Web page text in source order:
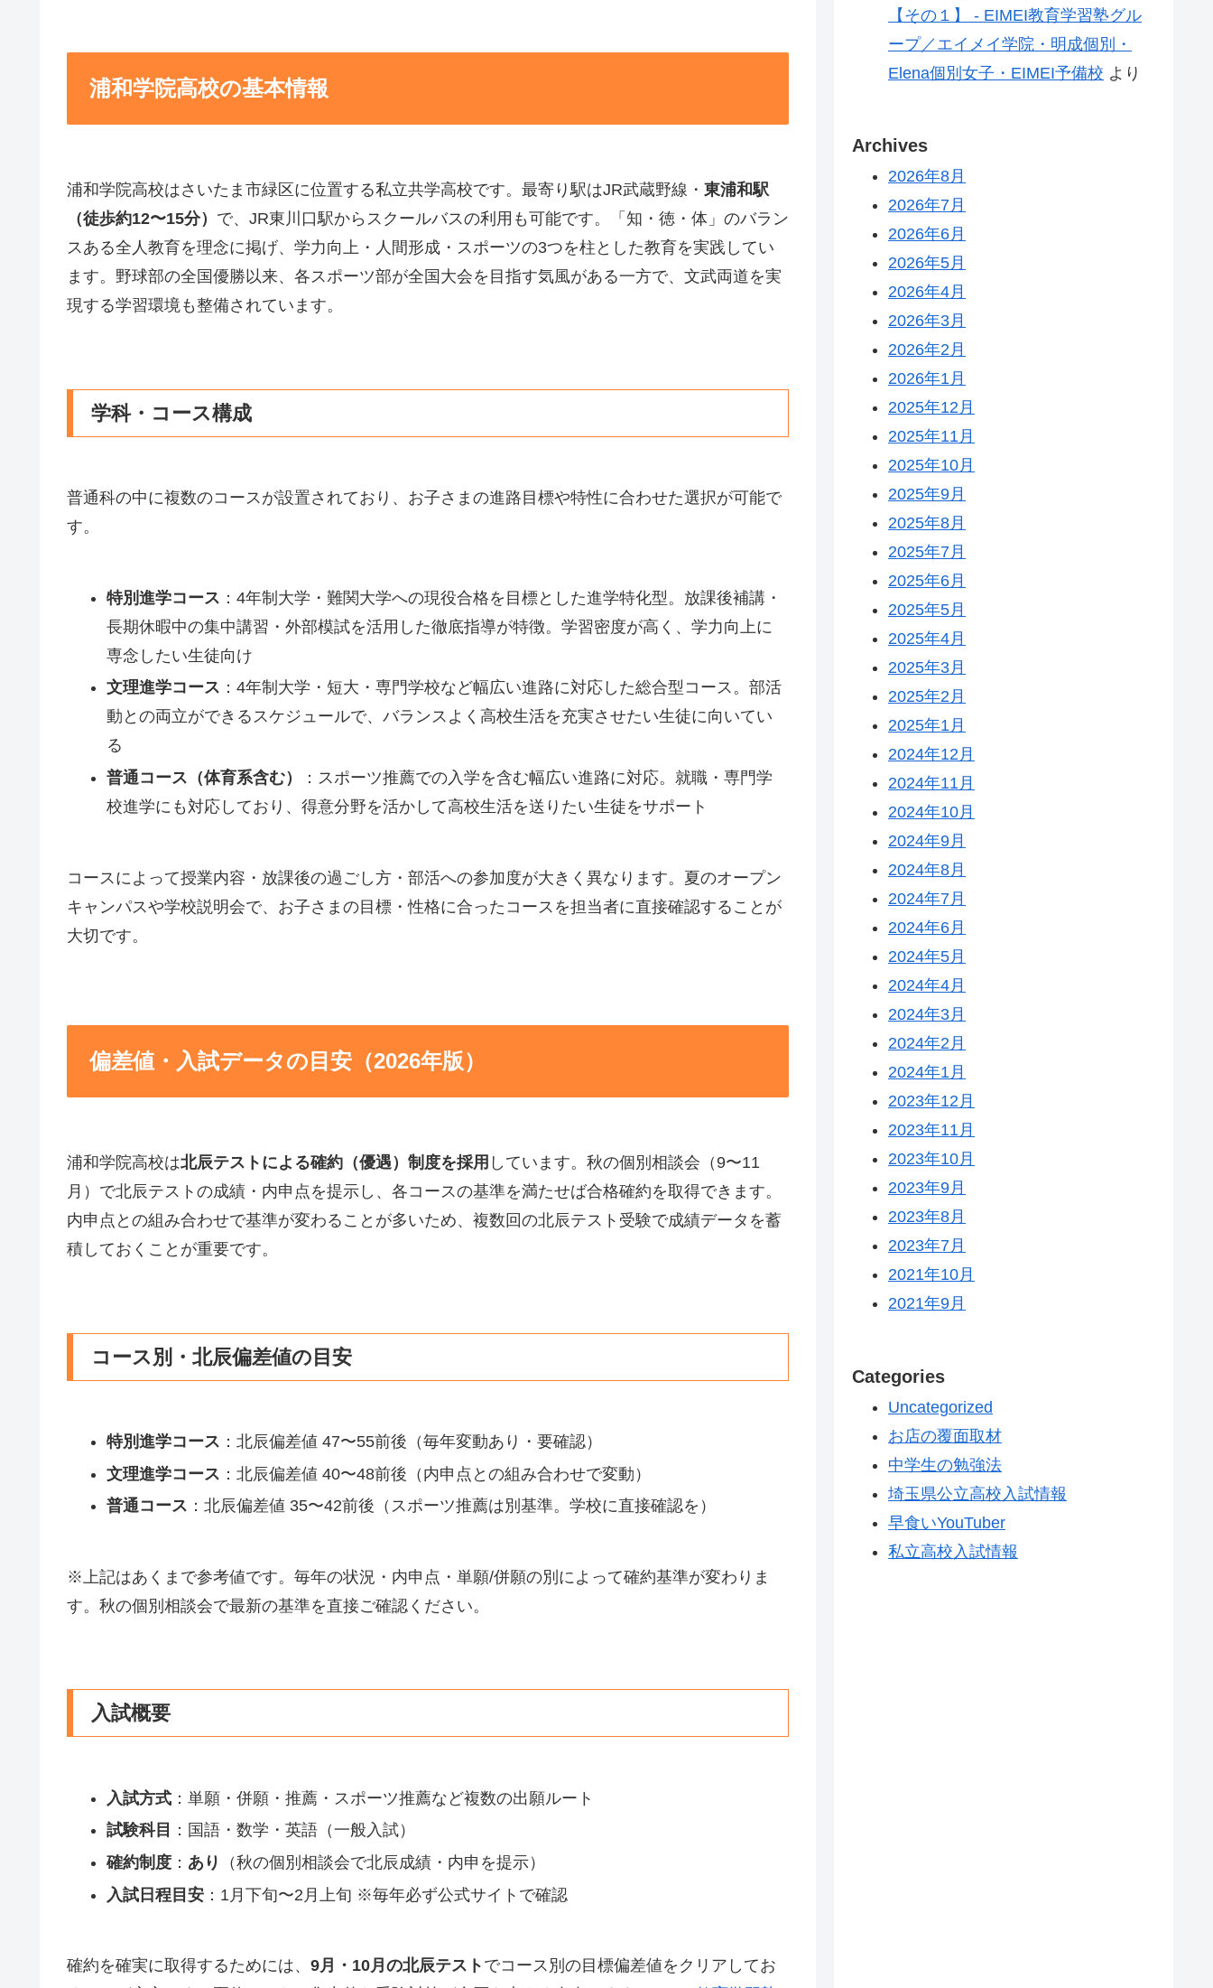
浦和学院高校の基本情報
浦和学院高校はさいたま市緑区に位置する私立共学高校です。最寄り駅はJR武蔵野線・ 東浦和駅
（徒歩約12〜15分） で、JR東川口駅からスクールバスの利用も可能です。「知・徳・体」のバラン
スある全人教育を理念に掲げ、学力向上・人間形成・スポーツの3つを柱とした教育を実践してい
ます。野球部の全国優勝以来、各スポーツ部が全国大会を目指す気風がある一方で、文武両道を実
現する学習環境も整備されています。
学科・コース構成
普通科の中に複数のコースが設置されており、お子さまの進路目標や特性に合わせた選択が可能で
す。
特別進学コース ：4年制大学・難関大学への現役合格を目標とした進学特化型。放課後補講・
長期休暇中の集中講習・外部模試を活用した徹底指導が特徴。学習密度が高く、学力向上に
専念したい生徒向け
文理進学コース ：4年制大学・短大・専門学校など幅広い進路に対応した総合型コース。部活
動との両立ができるスケジュールで、バランスよく高校生活を充実させたい生徒に向いてい
る
普通コース（体育系含む）
：スポーツ推薦での入学を含む幅広い進路に対応。就職・専門学
校進学にも対応しており、得意分野を活かして高校生活を送りたい生徒をサポート
コースによって授業内容・放課後の過ごし方・部活への参加度が大きく異なります。夏のオープン
キャンパスや学校説明会で、お子さまの目標・性格に合ったコースを担当者に直接確認することが
大切です。
偏差値・入試データの目安（2026年版）
浦和学院高校は北辰テストによる確約（優遇）制度を採用 しています。秋の個別相談会（9〜11
月）で北辰テストの成績・内申点を提示し、各コースの基準を満たせば合格確約を取得できます。
内申点との組み合わせで基準が変わることが多いため、複数回の北辰テスト受験で成績データを蓄
積しておくことが重要です。
コース別・北辰偏差値の目安
特別進学コース ：北辰偏差値 47〜55前後（毎年変動あり・要確認）
文理進学コース ：北辰偏差値 40〜48前後（内申点との組み合わせで変動）
普通コース ：北辰偏差値 35〜42前後（スポーツ推薦は別基準。学校に直接確認を）
※上記はあくまで参考値です。毎年の状況・内申点・単願/併願の別によって確約基準が変わりま
す。秋の個別相談会で最新の基準を直接ご確認ください。
入試概要
入試方式：単願・併願・推薦・スポーツ推薦など複数の出願ルート
試験科目
：国語・数学・英語（一般入試）
確約制度： あり
（秋の個別相談会で北辰成績・内申を提示）
入試日程目安：1月下旬〜2月上旬 ※毎年必ず公式サイトで確認
確約を確実に取得するためには、 9月・10月の北辰テスト でコース別の目標偏差値をクリアしてお
【その１】 - EIMEI教育学習塾グル
ープ／エイメイ学院・明成個別・
Elena個別女子・EIMEI予備校 より
Archives
2026年8月
2026年7月
2026年6月
2026年5月
2026年4月
2026年3月
2026年2月
2026年1月
2025年12月
2025年11月
2025年10月
2025年9月
2025年8月
2025年7月
2025年6月
2025年5月
2025年4月
2025年3月
2025年2月
2025年1月
2024年12月
2024年11月
2024年10月
2024年9月
2024年8月
2024年7月
2024年6月
2024年5月
2024年4月
2024年3月
2024年2月
2024年1月
2023年12月
2023年11月
2023年10月
2023年9月
2023年8月
2023年7月
2021年10月
2021年9月
Categories
Uncategorized
お店の覆面取材
中学生の勉強法
埼玉県公立高校入試情報
早食いYouTuber
私立高校入試情報